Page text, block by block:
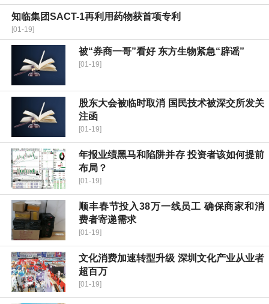
知临集团SACT-1再利用药物获首项专利
[01-19]
被“券商一哥”看好 东方生物紧急“辟谣”
[01-19]
股东大会被临时取消 国民技术被深交所发关
注函
[01-19]
年报业绩黑马和陷阱并存 投资者该如何提前
布局？
[01-19]
顺丰春节投入38万一线员工 确保商家和消
费者寄递需求
[01-19]
文化消费加速转型升级 深圳文化产业从业者
超百万
[01-19]